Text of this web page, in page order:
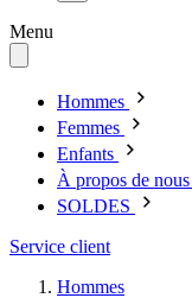
Menu
Hommes
Femmes
Enfants
À propos de nous
SOLDES
Service client
Hommes